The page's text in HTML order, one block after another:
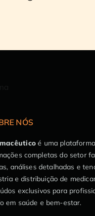
NÓS
é uma
completas do setor
análises detalhadas e
e distribuição de
exclusivos para
em saúde e bem-estar.